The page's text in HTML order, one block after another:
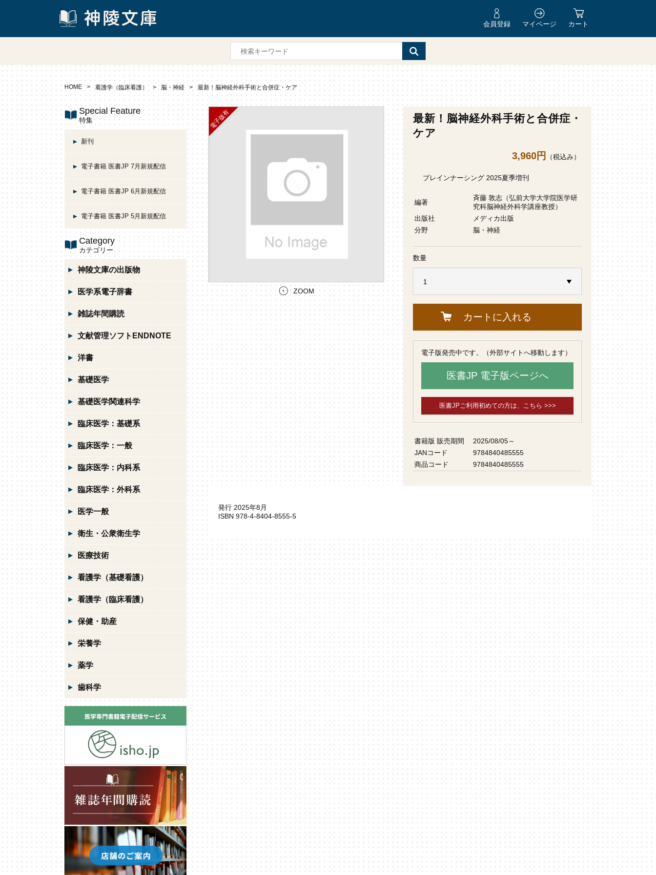
会員登録 マイページ カート
HOME 看護学（臨床看護） 脳・神経 最新！脳神経外科手術と合併症・ケア
ZOOM
最新！脳神経外科手術と合併症・
ケア
3,960円 （税込み）
ブレインナーシング 2025夏季増刊
編著
斉藤 敦志（弘前大学大学院医学研
究科脳神経外科学講座教授）
出版社
メディカ出版
分野
脳・神経
数量
カートに入れる
電子版発売中です。（外部サイトへ移動します）
医書JP 電子版ページへ
医書JPご利用初めての方は、こちら >>>
書籍版 販売期間
2025/08/05～
JANコード
9784840485555
商品コード
9784840485555
発行 2025年8月
ISBN 978-4-8404-8555-5
Special Feature
特集
新刊
電子書籍 医書JP 7月新規配信
電子書籍 医書JP 6月新規配信
電子書籍 医書JP 5月新規配信
Category
カテゴリー
神陵文庫の出版物
医学系電子辞書
雑誌年間購読
文献管理ソフトENDNOTE
洋書
基礎医学
基礎医学関連科学
臨床医学：基礎系
臨床医学：一般
臨床医学：内科系
臨床医学：外科系
医学一般
衛生・公衆衛生学
医療技術
看護学（基礎看護）
看護学（臨床看護）
保健・助産
栄養学
薬学
歯科学